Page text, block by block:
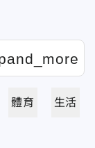
體育 生活